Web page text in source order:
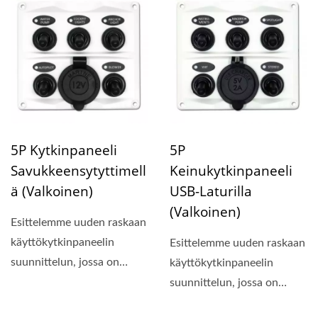
5P Kytkinpaneeli
Savukkeensytyttimell
Ä (valkoinen)
Esittelemme uuden raskaan
käyttökytkinpaneelin
suunnittelun, jossa on
5P
Keinukytkinpaneeli
USB-Laturilla
(valkoinen)
Esittelemme uuden raskaan
käyttökytkinpaneelin
suunnittelun, jossa on